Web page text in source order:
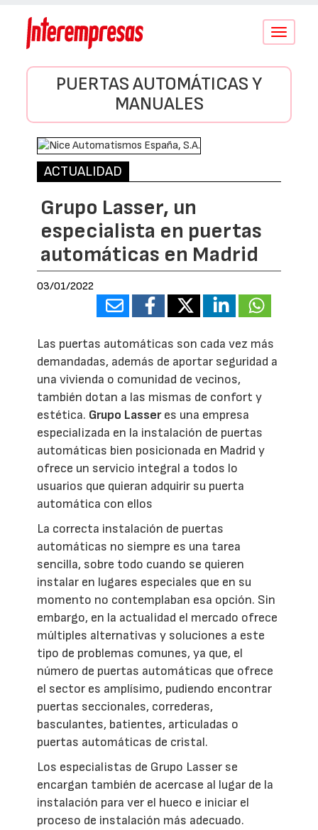
Conmutar
PUERTAS AUTOMÁTICAS Y
MANUALES
ACTUALIDAD
Grupo Lasser, un
especialista en puertas
automáticas en Madrid
03/01/2022
Las puertas automáticas son cada vez más
demandadas, además de aportar seguridad a
una vivienda o comunidad de vecinos,
también dotan a las mismas de confort y
estética. Grupo Lasseres una empresa
especializada en la instalación de puertas
automáticas bien posicionada en Madrid y
ofrece un servicio integral a todos lo
usuarios que quieran adquirir su puerta
automática con ellos
La correcta instalación de puertas
automáticas no siempre es una tarea
sencilla, sobre todo cuando se quieren
instalar en lugares especiales que en su
momento no contemplaban esa opción. Sin
embargo, en la actualidad el mercado ofrece
múltiples alternativas y soluciones a este
tipo de problemas comunes, ya que, el
número de puertas automáticas que ofrece
el sector es amplísimo, pudiendo encontrar
puertas seccionales, correderas,
basculantes, batientes, articuladas o
puertas automáticas de cristal.
Los especialistas de Grupo Lasser se
encargan también de acercase al lugar de la
instalación para ver el hueco e iniciar el
proceso de instalación más adecuado.